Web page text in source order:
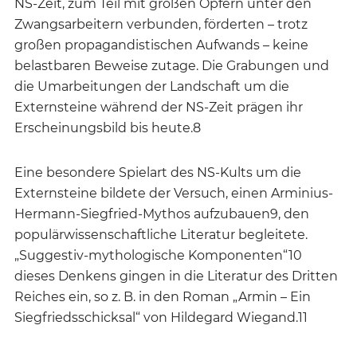
NS-Zeit, zum Teil mit großen Opfern unter den
Zwangsarbeitern verbunden, förderten – trotz
großen propagandistischen Aufwands – keine
belastbaren Beweise zutage. Die Grabungen und
die Umarbeitungen der Landschaft um die
Externsteine während der NS-Zeit prägen ihr
Erscheinungsbild bis heute.8
Eine besondere Spielart des NS-Kults um die
Externsteine bildete der Versuch, einen Arminius-
Hermann-Siegfried-Mythos aufzubauen9, den
populärwissenschaftliche Literatur begleitete.
„Suggestiv-mythologische Komponenten“10
dieses Denkens gingen in die Literatur des Dritten
Reiches ein, so z. B. in den Roman „Armin – Ein
Siegfriedsschicksal“ von Hildegard Wiegand.11